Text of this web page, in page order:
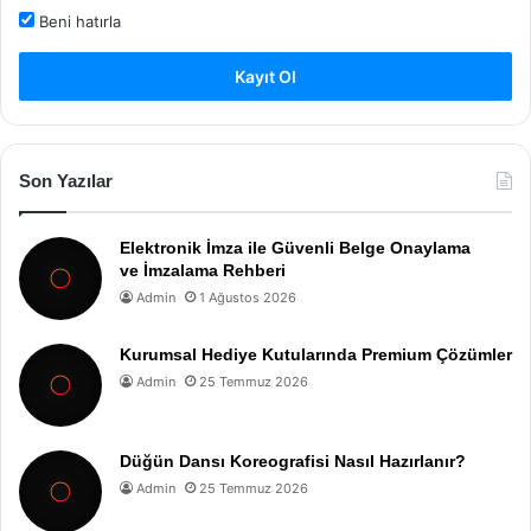
Beni hatırla
Kayıt Ol
Son Yazılar
Elektronik İmza ile Güvenli Belge Onaylama
ve İmzalama Rehberi
Admin 1 Ağustos 2026
Kurumsal Hediye Kutularında Premium Çözümler
Admin 25 Temmuz 2026
Düğün Dansı Koreografisi Nasıl Hazırlanır?
Admin 25 Temmuz 2026